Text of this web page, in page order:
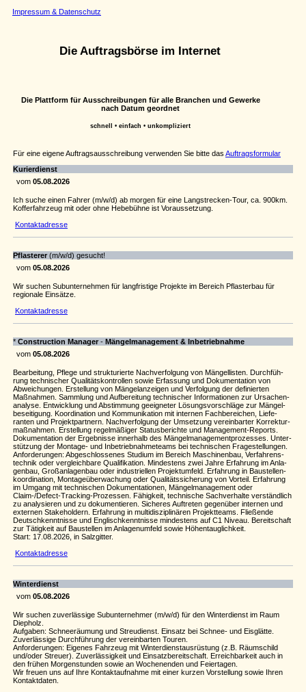
Impressum & Datenschutz
Die Auftragsbörse im Internet
Die Plattform für Ausschreibungen für alle Branchen und Gewerke
nach Datum geordnet
schnell • einfach • unkompliziert
Für eine eigene Auftragsausschreibung verwenden Sie bitte das Auftragsformular
Kurierdienst
vom 05.08.2026
Ich suche einen Fahrer (m/w/d) ab morgen für eine Langstrecken-Tour, ca. 900km.
Kofferfahrzeug mit oder ohne Hebebühne ist Voraussetzung.
Kontaktadresse
Pflasterer (m/w/d) gesucht!
vom 05.08.2026
Wir suchen Subunternehmen für langfristige Projekte im Bereich Pflasterbau für
regionale Einsätze.
Kontaktadresse
* Construc­tion Manager - Mängel­ma­na­ge­ment & Inbe­trieb­nahme
vom 05.08.2026
Bear­bei­tung, Pflege und struk­tu­rierte Nach­ver­fol­gung von Mängel­listen. Durch­füh­
rung tech­ni­scher Quali­täts­kon­trollen sowie Erfas­sung und Doku­men­ta­tion von
Abwei­chungen. Erstel­lung von Mänge­l­an­zeigen und Verfol­gung der defi­nierten
Maßnahmen. Samm­lung und Aufbe­rei­tung tech­ni­scher Infor­ma­ti­onen zur Ursa­che­n­
ana­lyse. Entwick­lung und Abstim­mung geeig­neter Lösungs­vor­schläge zur Mängel­
be­sei­ti­gung. Koor­di­na­tion und Kommu­ni­ka­tion mit internen Fach­be­rei­chen, Liefe­
ranten und Projekt­part­nern. Nach­ver­fol­gung der Umset­zung verein­barter Korrek­tur­
maß­nahmen. Erstel­lung regel­mä­ßiger Status­be­richte und Manage­ment-Reports.
Doku­men­ta­tion der Ergeb­nisse inner­halb des Mängel­ma­na­ge­ment­pro­zesses. Unter­
stüt­zung der Montage- und Inbe­trieb­nah­me­teams bei tech­ni­schen Frage­stel­lungen.
Anfor­de­rungen: Abge­schlos­senes Studium im Bereich Maschi­nenbau, Verfah­rens­
technik oder vergleich­bare Quali­fi­ka­tion. Mindes­tens zwei Jahre Erfah­rung im Anla­
genbau, Groß­an­la­genbau oder indus­tri­ellen Projek­tum­feld. Erfah­rung in Baustel­len­
ko­or­di­na­tion, Monta­ge­über­wa­chung oder Quali­täts­si­che­rung von Vorteil. Erfah­rung
im Umgang mit tech­ni­schen Doku­men­ta­ti­onen, Mängel­ma­na­ge­ment oder
Claim-/Defect-Tracking-Prozessen. Fähig­keit, tech­ni­sche Sach­ver­halte verständ­lich
zu analy­sieren und zu doku­men­tieren. Sicheres Auftreten gegen­über internen und
externen Stake­hol­dern. Erfah­rung in multi­dis­zi­pli­nären Projekt­teams. Flie­ßende
Deutsch­kennt­nisse und Englisch­kennt­nisse mindestens auf C1 Niveau. Bereit­schaft
zur Tätig­keit auf Baustellen im Anla­ge­n­um­feld sowie Höhen­taug­lich­keit.
Start: 17.08.2026, in Salz­gitter.
Kontaktadresse
Winterdienst
vom 05.08.2026
Wir suchen zuverlässige Subunternehmer (m/w/d) für den Winterdienst im Raum
Diepholz.
Aufgaben: Schneeräumung und Streudienst. Einsatz bei Schnee- und Eisglätte.
Zuverlässige Durchführung der vereinbarten Touren.
Anforderungen: Eigenes Fahrzeug mit Winterdienstausrüstung (z.B. Räumschild
und/oder Streuer). Zuverlässigkeit und Einsatzbereitschaft. Erreichbarkeit auch in
den frühen Morgenstunden sowie an Wochenenden und Feiertagen.
Wir freuen uns auf Ihre Kontaktaufnahme mit einer kurzen Vorstellung sowie Ihren
Kontaktdaten.